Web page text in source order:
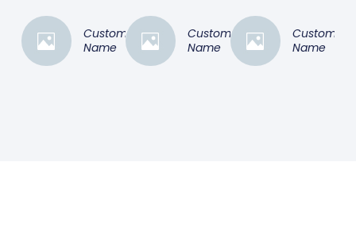
Customer
Name
Customer
Name
Customer
Name